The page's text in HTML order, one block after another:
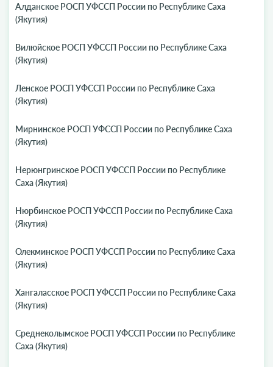
Алданское РОСП УФССП России по Республике Саха
(Якутия)
Вилюйское РОСП УФССП России по Республике Саха
(Якутия)
Ленское РОСП УФССП России по Республике Саха
(Якутия)
Мирнинское РОСП УФССП России по Республике Саха
(Якутия)
Нерюнгринское РОСП УФССП России по Республике
Саха (Якутия)
Нюрбинское РОСП УФССП России по Республике Саха
(Якутия)
Олекминское РОСП УФССП России по Республике Саха
(Якутия)
Хангаласское РОСП УФССП России по Республике Саха
(Якутия)
Среднеколымское РОСП УФССП России по Республике
Саха (Якутия)